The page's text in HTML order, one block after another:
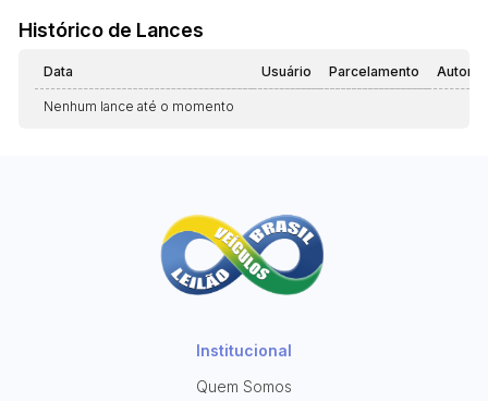
Histórico de Lances
Data Usuário Parcelamento
Nenhum lance até o momento
Institucional
Quem Somos